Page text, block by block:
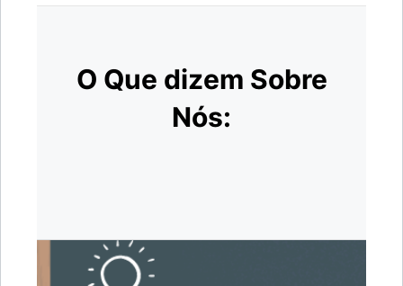
O Que dizem Sobre
Nós: